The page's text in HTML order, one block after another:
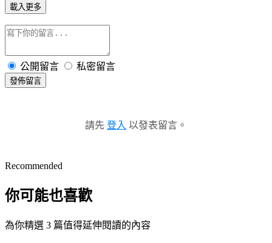
載入更多
公開留言 私密留言
發佈留言
請先 登入 以發表留言。
Recommended
你可能也喜歡
為你精選 3 篇值得延伸閱讀的內容